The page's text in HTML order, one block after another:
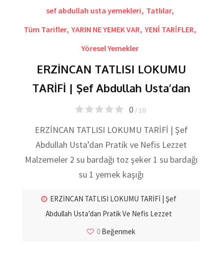
sef abdullah usta yemekleri, Tatlılar,
Tüm Tarifler, YARIN NE YEMEK VAR, YENİ TARİFLER,
Yöresel Yemekler
ERZİNCAN TATLISI LOKUMU
TARİFİ | Şef Abdullah Usta’dan
0/ 10
ERZİNCAN TATLISI LOKUMU TARİFİ | Şef
Abdullah Usta’dan Pratik ve Nefis Lezzet
Malzemeler 2 su bardağı toz şeker 1 su bardağı
su 1 yemek kaşığı
ERZİNCAN TATLISI LOKUMU TARİFİ | Şef
Abdullah Usta’dan Pratik Ve Nefis Lezzet
0 Beğenmek